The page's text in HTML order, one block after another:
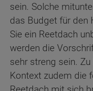
sein. Solche
das Budget für den
Sie ein Reetdach
werden die
sehr streng sein.
Kontext zudem die